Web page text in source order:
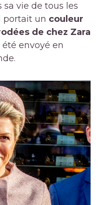
sa vie de tous les
portait un couleur
de chez Zara
envoyé en